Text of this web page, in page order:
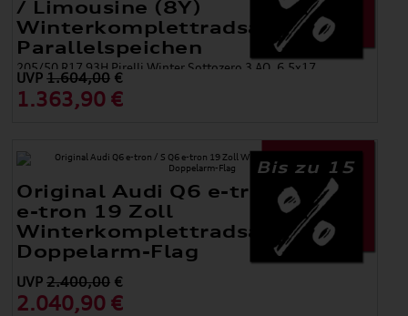
/ Limousine (8Y)
Winterkomplettradsatz 5-
Parallelspeichen
205/50 R17 93H Pirelli Winter Sottozero 3 AO, 6,5x17
UVP1.604,00 €
1.363,90 €
Bis zu 15
Original Audi Q6 e-tron / S Q6
e-tron 19 Zoll
Winterkomplettradsatz 5-
Doppelarm-Flag
UVP2.400,00 €
2.040,90 €